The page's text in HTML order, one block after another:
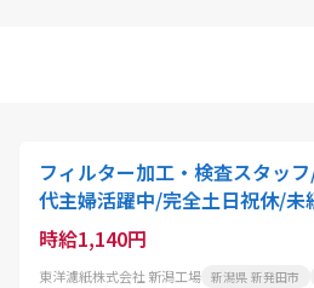
フィルター加工・検査スタッ
代主婦活躍中/完全土日祝休/未
時給1,140円
東洋濾紙株式会社 新潟工場 新潟県 新発田市